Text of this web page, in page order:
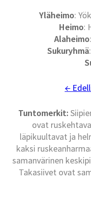
Yläheimo:
Heimo:
Alaheimo
Sukuryhmä
←
Tuntomerkit:
ovat
läpikuultavat ja
kaksi
samanvärinen
Takasiivet ovat